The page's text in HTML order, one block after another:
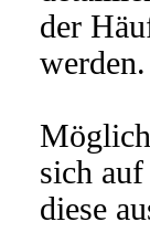
der
werden.
sich
diese